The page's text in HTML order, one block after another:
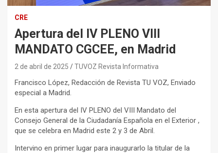
CRE
Apertura del IV PLENO VIII
MANDATO CGCEE, en Madrid
2 de abril de 2025 TUVOZ Revista Informativa
Francisco López, Redacción de Revista TU VOZ, Enviado
especial a Madrid.
En esta apertura del IV PLENO del VIII Mandato del
Consejo General de la Ciudadanía Española en el Exterior ,
que se celebra en Madrid este 2 y 3 de Abril.
Intervino en primer lugar para inaugurarlo la titular de la